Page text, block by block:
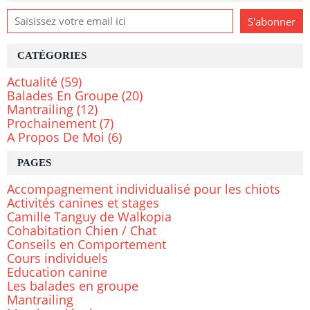
PAGES
Accompagnement individualisé pour les chiots
Activités canines et stages
Camille Tanguy de Walkopia
Cohabitation Chien / Chat
Conseils en Comportement
Cours individuels
Education canine
Les balades en groupe
Mantrailing
CATÉGORIES
Actualité (59)
Balades En Groupe (20)
Mantrailing (12)
Prochainement (7)
A Propos De Moi (6)